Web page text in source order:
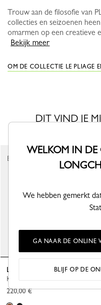
Trouw aan de filosofie van
collecties en seizoenen
omarmen op een creatieve
Bekijk meer
OM DE COLLECTIE LE PLIAGE
DIT VIND JE
Le Foulonné Gordeltas M
220,00 €
Bestseller
WELKOM IN
We hebben gemerkt
GA NAAR DE ONLINE
BLIJF OP DE